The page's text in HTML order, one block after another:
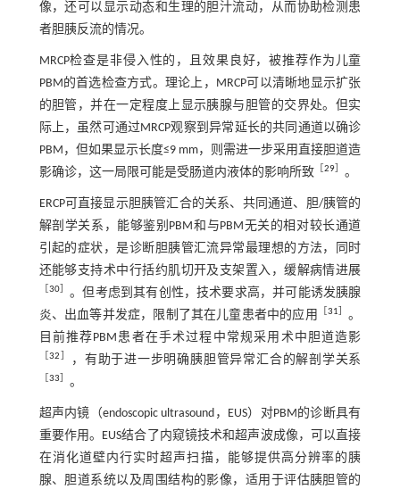
像，还可以显示动态和生理的胆汁流动，从而协助检测患
者胆胰反流的情况。
MRCP检查是非侵入性的，且效果良好，被推荐作为儿童
PBM的首选检查方式。理论上，MRCP可以清晰地显示扩张
的胆管，并在一定程度上显示胰腺与胆管的交界处。但实
际上，虽然可通过MRCP观察到异常延长的共同通道以确诊
PBM，但如果显示长度≤9 mm，则需进一步采用直接胆道造
影确诊，这一局限可能是受肠道内液体的影响所致［29］ 。
ERCP可直接显示胆胰管汇合的关系、共同通道、胆/胰管的
解剖学关系，能够鉴别PBM和与PBM无关的相对较长通道
引起的症状，是诊断胆胰管汇流异常最理想的方法，同时
还能够支持术中行括约肌切开及支架置入，缓解病情进展
［30］ 。但考虑到其有创性，技术要求高，并可能诱发胰腺
炎、出血等并发症，限制了其在儿童患者中的应用
［31］ 。
目前推荐PBM患者在手术过程中常规采用术中胆道造影
［32］ ，有助于进一步明确胰胆管异常汇合的解剖学关系
［33］ 。
超声内镜（endoscopic ultrasound，EUS）对PBM的诊断具有
重要作用。EUS结合了内窥镜技术和超声波成像，可以直接
在消化道壁内行实时超声扫描，能够提供高分辨率的胰
腺、胆道系统以及周围结构的影像，适用于评估胰胆管的